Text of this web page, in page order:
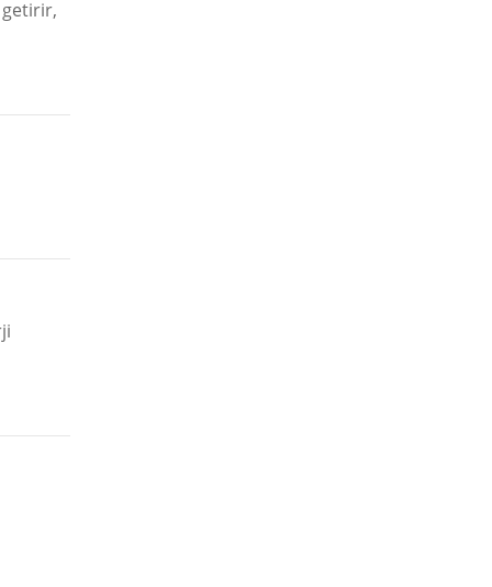
getirir,